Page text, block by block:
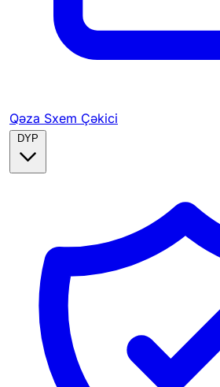
Qəza Sxem Çəkici
DYP